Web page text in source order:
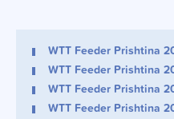
WTT Feeder Prishtina
WTT Feeder Prishtina
WTT Feeder Prishtina
WTT Feeder Prishtina